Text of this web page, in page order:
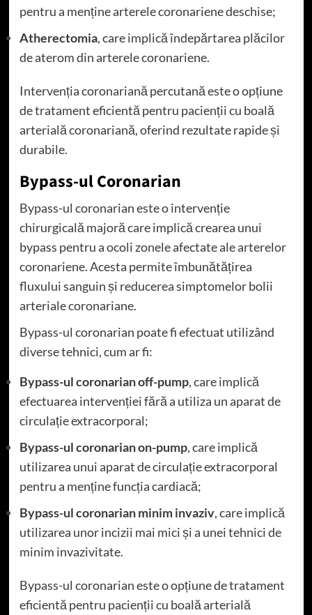
pentru a menține arterele coronariene deschise;
Atherectomia, care implică îndepărtarea plăcilor
de aterom din arterele coronariene.
Intervenția coronariană percutană este o opțiune
de tratament eficientă pentru pacienții cu boală
arterială coronariană, oferind rezultate rapide și
durabile.
Bypass-ul Coronarian
Bypass-ul coronarian este o intervenție
chirurgicală majoră care implică crearea unui
bypass pentru a ocoli zonele afectate ale arterelor
coronariene. Acesta permite îmbunătățirea
fluxului sanguin și reducerea simptomelor bolii
arteriale coronariane.
Bypass-ul coronarian poate fi efectuat utilizând
diverse tehnici, cum ar fi:
Bypass-ul coronarian off-pump, care implică
efectuarea intervenției fără a utiliza un aparat de
circulație extracorporal;
Bypass-ul coronarian on-pump, care implică
utilizarea unui aparat de circulație extracorporal
pentru a menține funcția cardiacă;
Bypass-ul coronarian minim invaziv, care implică
utilizarea unor incizii mai mici și a unei tehnici de
minim invazivitate.
Bypass-ul coronarian este o opțiune de tratament
eficientă pentru pacienții cu boală arterială